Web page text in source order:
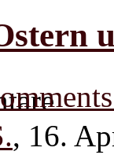
, 16.